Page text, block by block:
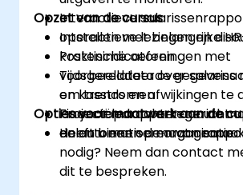
Interactieve
opstellen met belangrijke
kostenindicatoren.
Tijdsgerelateerde gegevens
om trends en afwijkingen te
Financiële rapporten
delen binnen de organisatie.
Opzet van de cursus
Interactieve lezingen en
Praktische oefeningen met
voorbeelddata over
en kasstromen
Projectopdrachten gericht
en automatiseren van
Opties voor maatwerk aan de
Heeft u een op maat
nodig? Neem dan contact
dit te bespreken.